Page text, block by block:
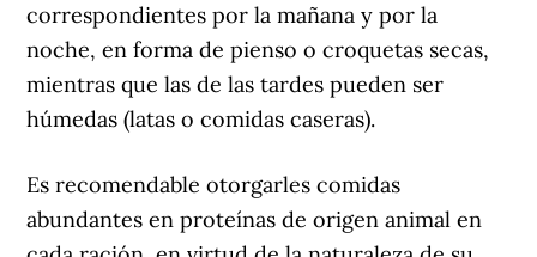
correspondientes por la mañana y por la
noche, en forma de pienso o croquetas secas,
mientras que las de las tardes pueden ser
húmedas (latas o comidas caseras).
Es recomendable otorgarles comidas
abundantes en proteínas de origen animal en